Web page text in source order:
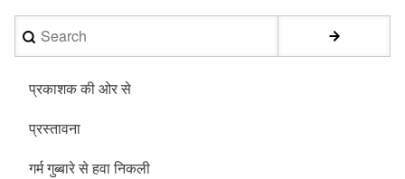
Search
प्रकाशक की ओर से
प्रस्तावना
गर्म गुब्बारे से हवा निकली